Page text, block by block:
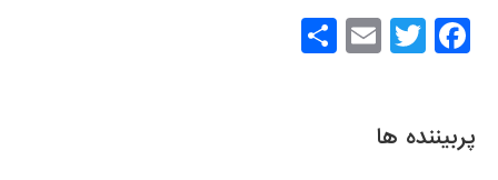
پربیننده ها
F
a
e
T
wi
er
E
m